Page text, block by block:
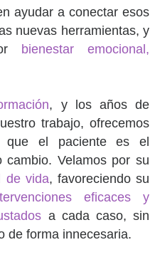
ayudar a conectar esos
nuevas herramientas, y
bienestar emocional,
, y los años de
trabajo, ofrecemos
que el paciente es el
cambio. Velamos por su
de vida, favoreciendo su
eficaces y
a cada caso, sin
de forma innecesaria.